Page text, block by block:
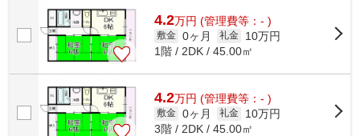
4.2万円 (管理費等：- )
敷金 0ヶ月 礼金
10万円
1階 / 2DK / 45.00㎡
4.2万円 (管理費等：- )
敷金 0ヶ月 礼金
10万円
3階 / 2DK / 45.00㎡